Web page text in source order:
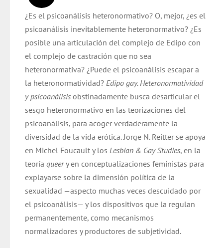
original
era:
$ 20.000.
es:
$ 19.000.
¿Es el psicoanálisis heteronormativo? O, mejor, ¿es el
psicoanálisis inevitablemente heteronormativo? ¿Es
posible una articulación del complejo de Edipo con
el complejo de castración que no sea
heteronormativa? ¿Puede el psicoanálisis escapar a
la heteronormatividad? Edipo gay. Heteronormatividad
y psicoanálisis obstinadamente busca desarticular el
sesgo heteronormativo en las teorizaciones del
psicoanálisis, para acoger verdaderamente la
diversidad de la vida erótica. Jorge N. Reitter se apoya
en Michel Foucault y los Lesbian & Gay Studies, en la
teoría queery en conceptualizaciones feministas para
explayarse sobre la dimensión política de la
sexualidad —aspecto muchas veces descuidado por
el psicoanálisis— y los dispositivos que la regulan
permanentemente, como mecanismos
normalizadores y productores de subjetividad.